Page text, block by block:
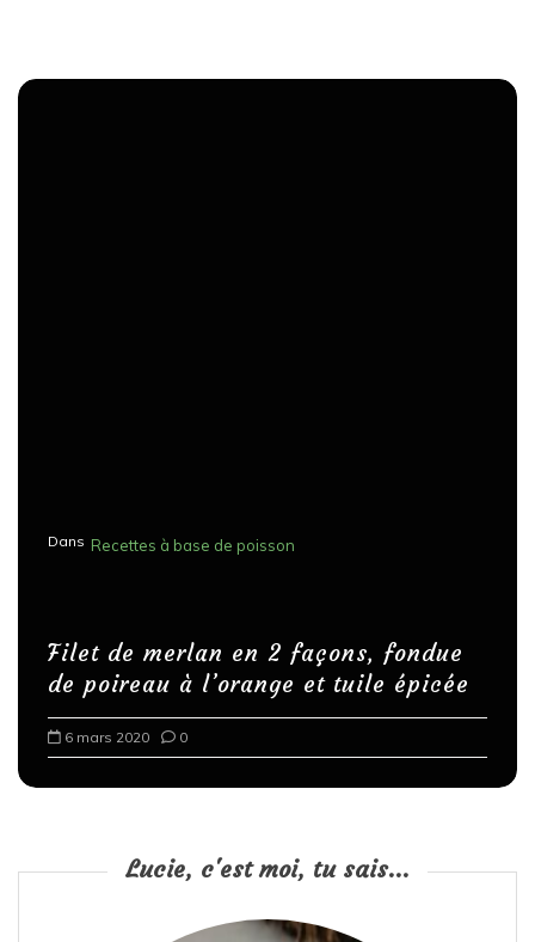
Dans Recettes à base de poisson
Filet de merlan en 2 façons, fondue
de poireau à l’orange et tuile épicée
6 mars 2020 0
Lucie, c'est moi, tu sais...